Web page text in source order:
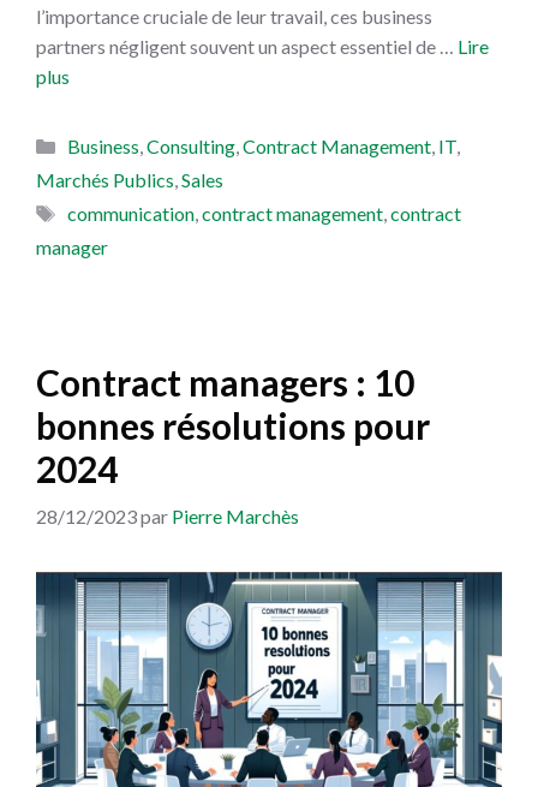
l’importance cruciale de leur travail, ces business
partners négligent souvent un aspect essentiel de … Lire
plus
Catégories
Business,Consulting,Contract Management, IT,
Marchés Publics,Sales
Étiquettes
communication,contract management,contract
manager
Contract managers : 10
bonnes résolutions pour
2024
28/12/2023par Pierre Marchès